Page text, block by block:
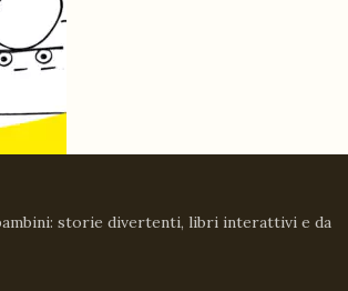
storie divertenti, libri interattivi e da